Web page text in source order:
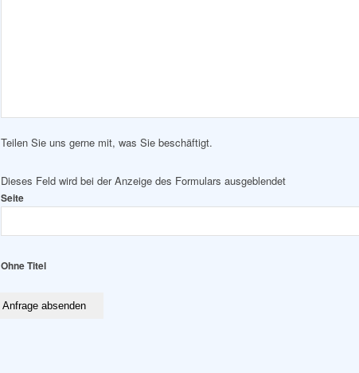
Teilen Sie uns gerne mit, was Sie beschäftigt.
Dieses Feld wird bei der Anzeige des Formulars ausgeblendet
Seite
Ohne Titel